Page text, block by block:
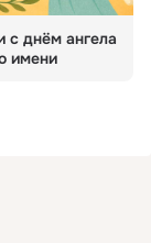
с днём ангела
имени